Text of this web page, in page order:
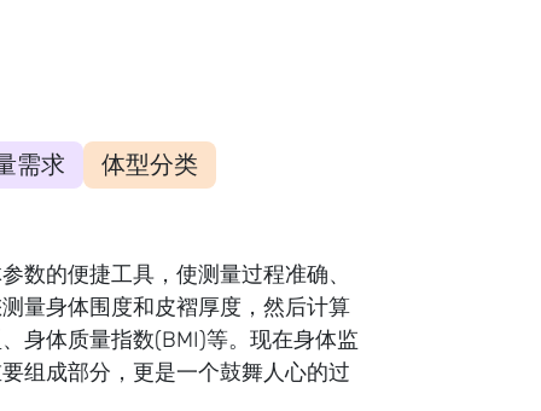
需求 体型分类
数的便捷工具，使测量过程准确、
量身体围度和皮褶厚度，然后计算
身体质量指数(BMI)等。现在身体监
组成部分，更是一个鼓舞人心的过